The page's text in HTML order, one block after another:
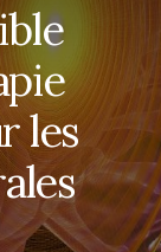
les